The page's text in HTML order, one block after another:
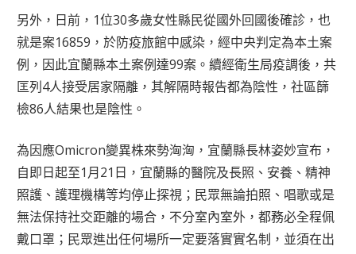
另外，日前，1位30多歲女性縣民從國外回國後確診，也
就是案16859，於防疫旅館中感染，經中央判定為本土案
例，因此宜蘭縣本土案例達99案。續經衛生局疫調後，共
匡列4人接受居家隔離，其解隔時報告都為陰性，社區篩
檢86人結果也是陰性。
為因應Omicron變異株來勢洶洶，宜蘭縣長林姿妙宣布，
自即日起至1月21日，宜蘭縣的醫院及長照、安養、精神
照護、護理機構等均停止探視；民眾無論拍照、唱歌或是
無法保持社交距離的場合，不分室內室外，都務必全程佩
戴口罩；民眾進出任何場所一定要落實實名制，並須在出